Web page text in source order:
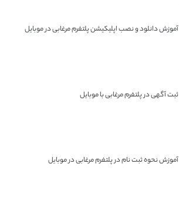
آموزش دانلود و نصب اپلیکیشن پلتفرم مرغابی در موبایل
ثبت آگهی در پلتفرم مرغابی با موبایل
آموزش نحوه ثبت نام در پلتفرم مرغابی در موبایل